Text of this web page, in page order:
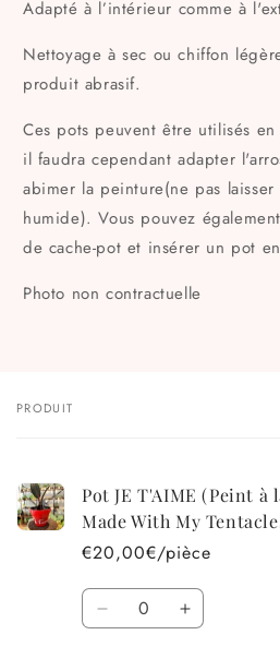
Adapté à l’intérieur comme à
Nettoyage à sec ou chiffon
produit abrasif.
Ces pots peuvent être utilisés
il faudra cependant adapter
abimer la peinture(ne pas
humide). Vous pouvez
de cache-pot et insérer un pot
Photo non contractuelle
Votre
PRODUIT
Pot JE T'AIME (Peint à
Made With My
€20,00€/pièce
Quantité
Réduire
Augmenter